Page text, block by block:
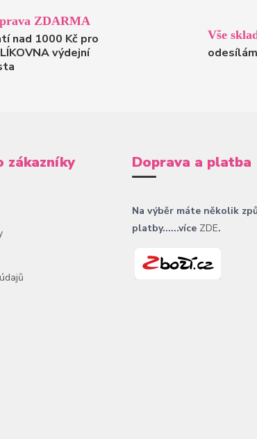
ZDARMA
nad 1000 Kč pro
výdejní
Vše
zákazníky Doprava a platba
Na výběr máte několik
platby......více ZDE.